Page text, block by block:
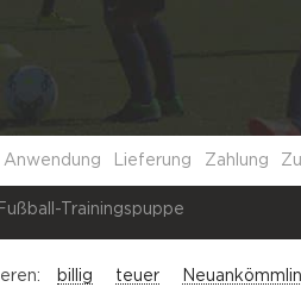
Anwendung Lieferung Zahlung
Fußball-Trainingspuppe
billig teuer